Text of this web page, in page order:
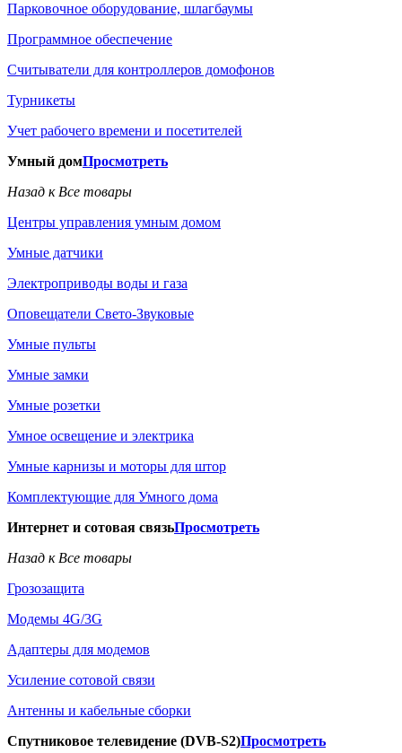
Парковочное оборудование, шлагбаумы
Программное обеспечение
Считыватели для контроллеров домофонов
Турникеты
Учет рабочего времени и посетителей
Умный домПросмотреть
Назад к Все товары
Центры управления умным домом
Умные датчики
Электроприводы воды и газа
Оповещатели Свето-Звуковые
Умные пульты
Умные замки
Умные розетки
Умное освещение и электрика
Умные карнизы и моторы для штор
Комплектующие для Умного дома
Интернет и сотовая связьПросмотреть
Назад к Все товары
Грозозащита
Модемы 4G/3G
Адаптеры для модемов
Усиление сотовой связи
Антенны и кабельные сборки
Спутниковое телевидение (DVB-S2)Просмотреть